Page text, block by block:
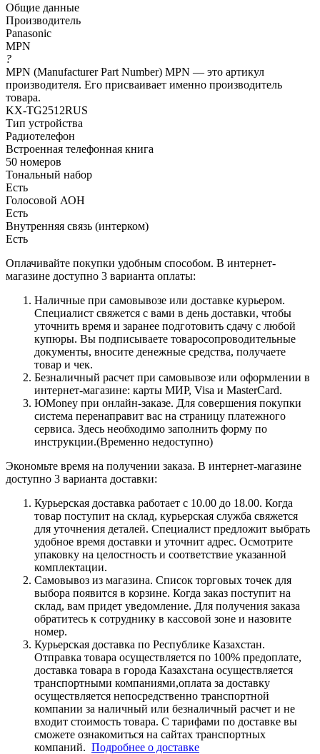
Общие данные
Производитель
Panasonic
MPN
?
MPN (Manufacturer Part Number) MPN — это артикул
производителя. Его присваивает именно производитель
товара.
KX-TG2512RUS
Тип устройства
Радиотелефон
Встроенная телефонная книга
50 номеров
Тональный набор
Есть
Голосовой АОН
Есть
Внутренняя связь (интерком)
Есть
Оплачивайте покупки удобным способом. В интернет-
магазине доступно 3 варианта оплаты:
Наличные при самовывозе или доставке курьером.
Специалист свяжется с вами в день доставки, чтобы
уточнить время и заранее подготовить сдачу с любой
купюры. Вы подписываете товаросопроводительные
документы, вносите денежные средства, получаете
товар и чек.
Безналичный расчет при самовывозе или оформлении в
интернет-магазине: карты МИР, Visa и MasterCard.
ЮMoney при онлайн-заказе. Для совершения покупки
система перенаправит вас на страницу платежного
сервиса. Здесь необходимо заполнить форму по
инструкции.(Временно недоступно)
Экономьте время на получении заказа. В интернет-магазине
доступно 3 варианта доставки:
Курьерская доставка работает с 10.00 до 18.00. Когда
товар поступит на склад, курьерская служба свяжется
для уточнения деталей. Специалист предложит выбрать
удобное время доставки и уточнит адрес. Осмотрите
упаковку на целостность и соответствие указанной
комплектации.
Самовывоз из магазина. Список торговых точек для
выбора появится в корзине. Когда заказ поступит на
склад, вам придет уведомление. Для получения заказа
обратитесь к сотруднику в кассовой зоне и назовите
номер.
Курьерская доставка по Республике Казахстан.
Отправка товара осуществляется по 100% предоплате,
доставка товара в города Казахстана осуществляется
транспортными компаниями,оплата за доставку
осуществляется непосредственно транспортной
компании за наличный или безналичный расчет и не
входит стоимость товара. С тарифами по доставке вы
сможете ознакомиться на сайтах транспортных
компаний. Подробнее о доставке